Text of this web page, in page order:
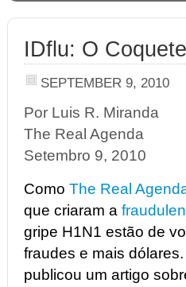
IDflu: O
SEPTEMBER 9, 2010
Por Luis R. Miranda
The Real Agenda
Setembro 9, 2010
Como The Real
que criaram a
gripe H1N1 estão de
fraudes e mais
publicou um artigo